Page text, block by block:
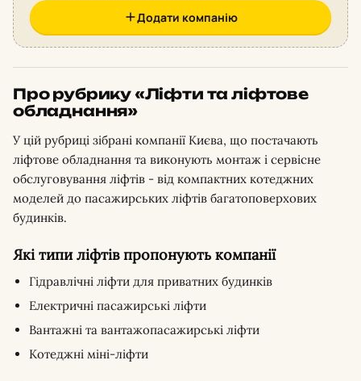
Додати компанію
Про рубрику «Ліфти та ліфтове
обладнання»
У цій рубриці зібрані компанії Києва, що постачають
ліфтове обладнання та виконують монтаж і сервісне
обслуговування ліфтів - від компактних котеджних
моделей до пасажирських ліфтів багатоповерхових
будинків.
Які типи ліфтів пропонують компанії
Гідравлічні ліфти для приватних будинків
Електричні пасажирські ліфти
Вантажні та вантажопасажирські ліфти
Котеджні міні-ліфти